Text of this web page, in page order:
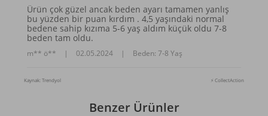
Ürün çok güzel ancak beden ayarı tamamen yanlış
bu yüzden bir puan kırdım . 4,5 yaşındaki normal
bedene sahip kızıma 5-6 yaş aldım küçük oldu 7-8
beden tam oldu.
m** ö** | 02.05.2024 | Beden: 7-8 Yaş
Kaynak: Trendyol ⚡ CollectAction
Benzer Ürünler